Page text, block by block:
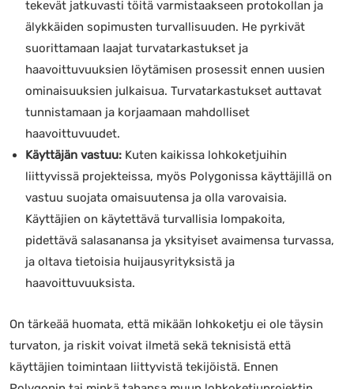
tekevät jatkuvasti töitä varmistaakseen protokollan ja
älykkäiden sopimusten turvallisuuden. He pyrkivät
suorittamaan laajat turvatarkastukset ja
haavoittuvuuksien löytämisen prosessit ennen uusien
ominaisuuksien julkaisua. Turvatarkastukset auttavat
tunnistamaan ja korjaamaan mahdolliset
haavoittuvuudet.
Käyttäjän vastuu: Kuten kaikissa lohkoketjuihin
liittyvissä projekteissa, myös Polygonissa käyttäjillä on
vastuu suojata omaisuutensa ja olla varovaisia.
Käyttäjien on käytettävä turvallisia lompakoita,
pidettävä salasanansa ja yksityiset avaimensa turvassa,
ja oltava tietoisia huijausyrityksistä ja
haavoittuvuuksista.
On tärkeää huomata, että mikään lohkoketju ei ole täysin
turvaton, ja riskit voivat ilmetä sekä teknisistä että
käyttäjien toimintaan liittyvistä tekijöistä. Ennen